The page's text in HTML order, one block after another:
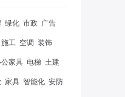
绿化 市政 广告
施工 空调 装饰
公家具 电梯 土建
家具 智能化 安防